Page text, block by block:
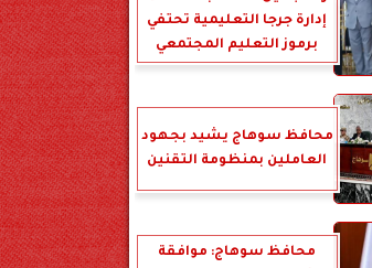
إدارة جرجا التعليمية تحتفي
برموز التعليم المجتمعي
محافظ سوهاج يشيد بجهود
العاملين بمنظومة التقنين
محافظ سوهاج: موافقة